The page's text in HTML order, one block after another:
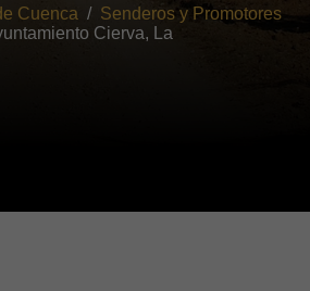
Cuenca
Senderos y Promotores
Cierva, La